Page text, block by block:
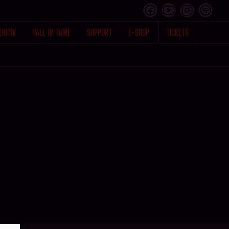
HALL OF FAME SUPPORT E-SHOP TICKETS